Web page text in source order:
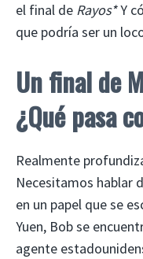
el final de Rayos*Y
que podría ser un
Un final de
¿Qué pasa
Realmente
Necesitamos hablar
en un papel que se
Yuen, Bob se
agente